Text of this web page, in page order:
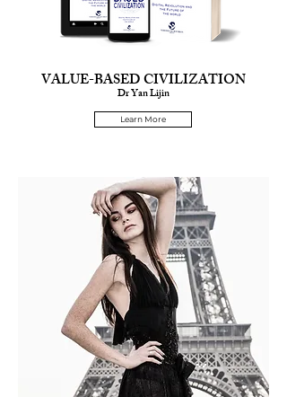
VALUE-BASED CIVILIZATION
Dr Yan Lijin
Learn More